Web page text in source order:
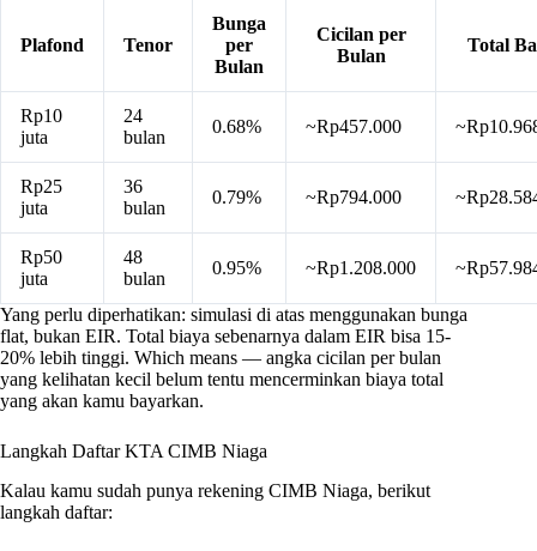
Plafond Tenor
Bunga
per
Bulan
Cicilan per
Bulan
Total
Rp10
juta
24
bulan
0.68% ~Rp457.000
Rp25
juta
36
bulan
0.79% ~Rp794.000
Rp50
juta
48
bulan
0.95% ~Rp1.208.000
Yang perlu diperhatikan: simulasi di atas menggunakan bunga
flat, bukan EIR. Total biaya sebenarnya dalam EIR bisa 15-
20% lebih tinggi. Which means — angka cicilan per bulan
yang kelihatan kecil belum tentu mencerminkan biaya total
yang akan kamu bayarkan.
Langkah Daftar KTA CIMB Niaga
Kalau kamu sudah punya rekening CIMB Niaga, berikut
langkah daftar: